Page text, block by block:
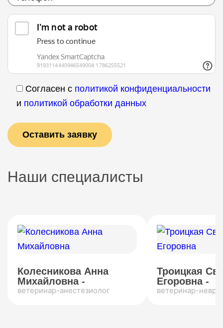
Согласен с политикой конфиденциальности
и политикой обработки данных
Наши специалисты
Колесникова Анна
Михайловна -
ветеринар-анестезиолог
Троицкая
Егоровна -
ветеринар-